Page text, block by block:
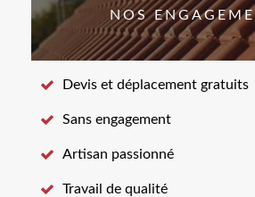
NOS
Devis et déplacement gratuits
Sans engagement
Artisan passionné
Travail de qualité